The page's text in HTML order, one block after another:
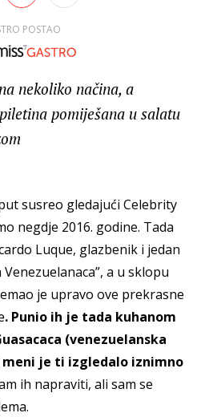
POSTAO
nekoliko načina, a
pomiješana u salatu
susreo gledajući Celebrity
negdje 2016. godine. Tada
Luque, glazbenik i jedan
a u sklopu
je upravo ove prekrasne
. Punio ih je tada kuhanom
(venezuelanska
je ti izgledalo iznimno
ih napraviti, ali sam se